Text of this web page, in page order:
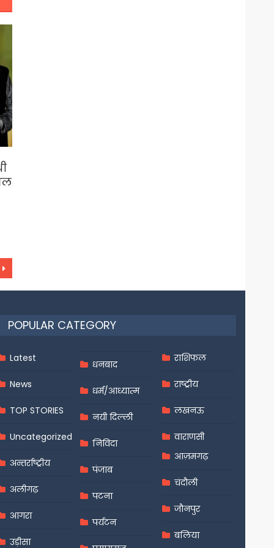
POPULAR CATEGORY
Latest
News
TOP STORIES
Uncategorized
अन्तर्राष्ट्रीय
अलीगढ़
आगरा
उड़ीसा
धनबाद
धर्म/आध्यात्म
नयी दिल्ली
निविदा
पंजाब
पटना
पर्यटन
राशिफल
राष्ट्रीय
लखनऊ
वाराणसी
आज़मगढ़
चंदौली
जौनपुर
बलिया